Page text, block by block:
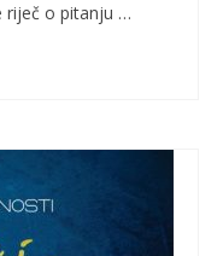
riječ o pitanju …